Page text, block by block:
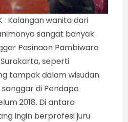
: Kalangan wanita dari
sangat banyak
Pasinaon Pambiwara
seperti
tampak dalam wisudan
di Pendapa
2018. Di antara
ingin berprofesi juru